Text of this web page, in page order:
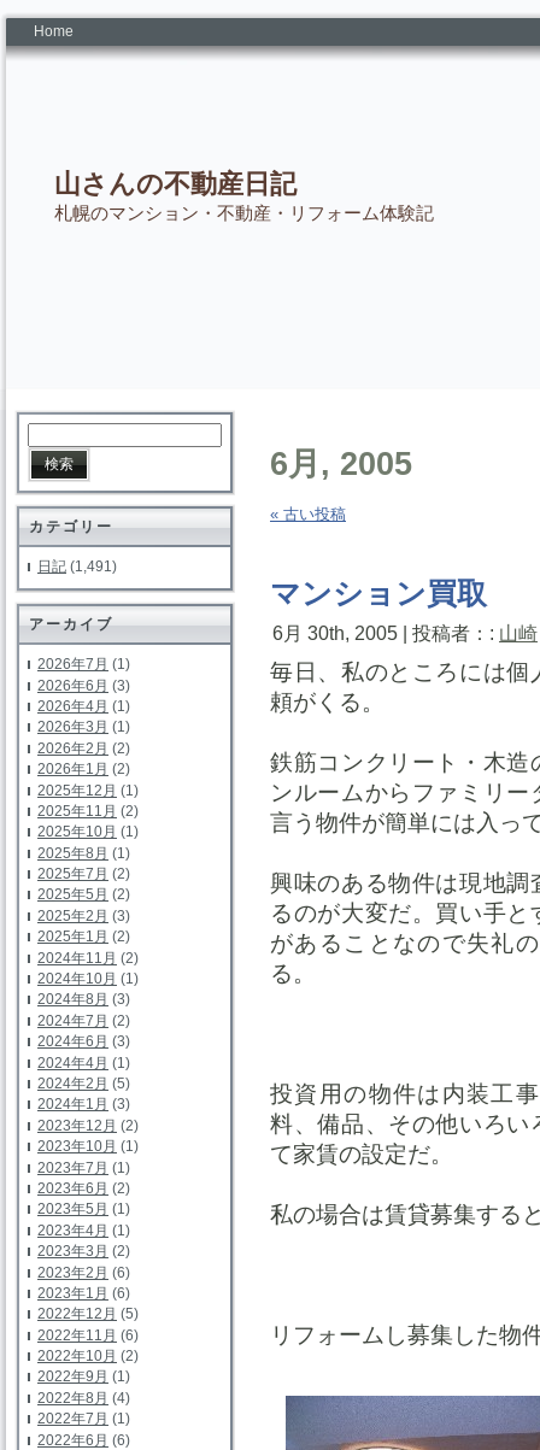
Home
山さんの不動産日記
札幌のマンション・不動産・リフォーム体験記
カテゴリー
日記 (1,491)
アーカイブ
2026年7月 (1)
2026年6月 (3)
2026年4月 (1)
2026年3月 (1)
2026年2月 (2)
2026年1月 (2)
2025年12月 (1)
2025年11月 (2)
2025年10月 (1)
2025年8月 (1)
2025年7月 (2)
2025年5月 (2)
2025年2月 (3)
2025年1月 (2)
2024年11月 (2)
2024年10月 (1)
2024年8月 (3)
2024年7月 (2)
2024年6月 (3)
2024年4月 (1)
2024年2月 (5)
2024年1月 (3)
2023年12月 (2)
2023年10月 (1)
2023年7月 (1)
2023年6月 (2)
2023年5月 (1)
2023年4月 (1)
2023年3月 (2)
2023年2月 (6)
2023年1月 (6)
2022年12月 (5)
2022年11月 (6)
2022年10月 (2)
2022年9月 (1)
2022年8月 (4)
2022年7月 (1)
2022年6月 (6)
6月, 2005
« 古い投稿
マンション買取
6月 30th, 2005 | 投稿者：: 山崎
毎日、私のところには
頼がくる。
鉄筋コンクリート・木
ンルームからファミリ
言う物件が簡単には入っ
興味のある物件は現地
るのが大変だ。買い手
があることなので失礼
る。
投資用の物件は内装工
料、備品、その他いろ
て家賃の設定だ。
私の場合は賃貸募集する
リフォームし募集した物